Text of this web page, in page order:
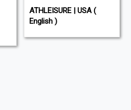
ATHLEISURE | USA (
English )